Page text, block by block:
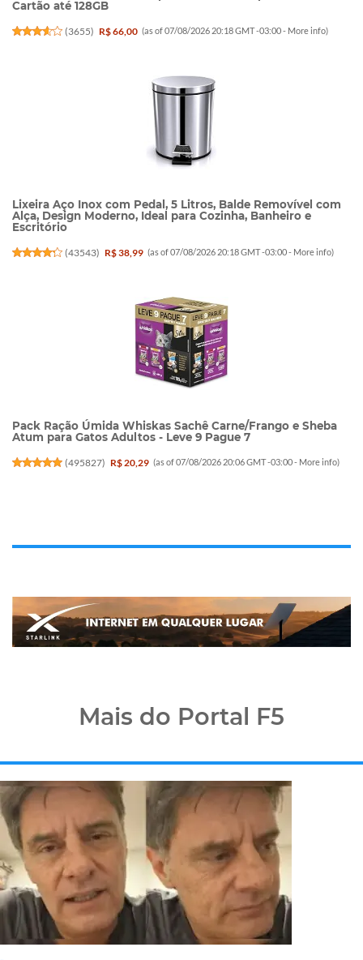
Cartão até 128GB
(3655) R$ 66,00 (as of 07/08/2026 20:18 GMT -03:00 - More info)
Lixeira Aço Inox com Pedal, 5 Litros, Balde Removível com
Alça, Design Moderno, Ideal para Cozinha, Banheiro e
Escritório
(43543) R$ 38,99 (as of 07/08/2026 20:18 GMT -03:00 - More info)
Pack Ração Úmida Whiskas Sachê Carne/Frango e Sheba
Atum para Gatos Adultos - Leve 9 Pague 7
(495827) R$ 20,29 (as of 07/08/2026 20:06 GMT -03:00 - More info)
Mais do Portal F5